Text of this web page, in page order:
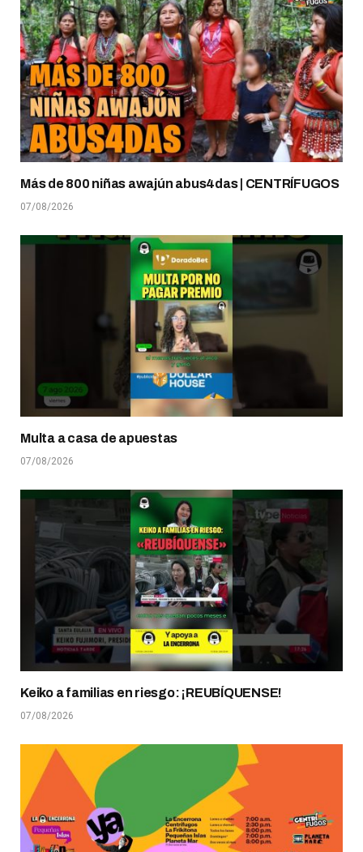
Más de 800 niñas awajún abus4das | CENTRÍFUGOS
07/08/2026
Multa a casa de apuestas
07/08/2026
Keiko a familias en riesgo: ¡REUBÍQUENSE!
07/08/2026